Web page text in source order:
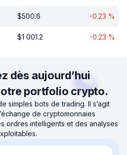
$500.6 -0.23 %
$1 001.2 -0.23 %
dès aujourd’hui
portfolio crypto.
simples bots de trading. Il s’agit
de cryptomonnaies
ordres intelligents et des analyses